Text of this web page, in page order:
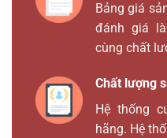
Bảng giá
đánh giá
cùng chất
Chất lượng
Hệ thống
hãng. Hệ